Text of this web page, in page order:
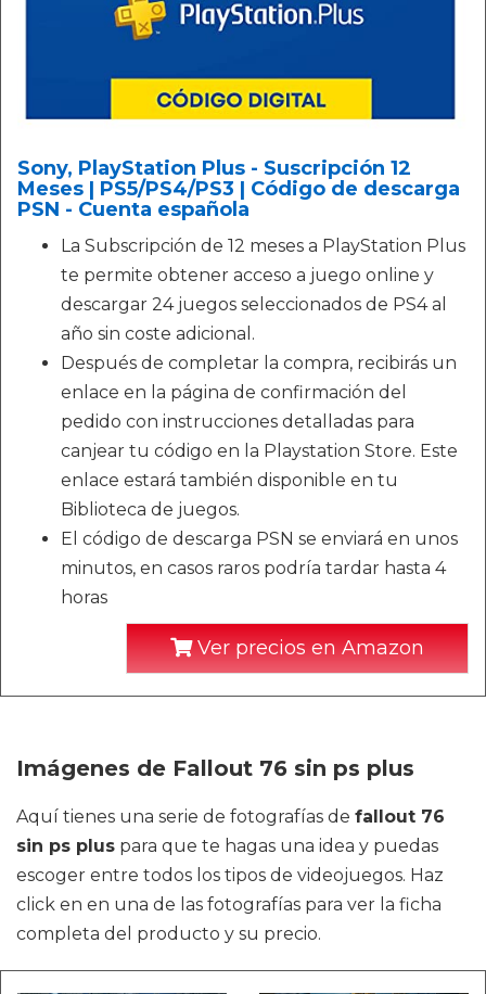
Sony, PlayStation Plus - Suscripción 12
Meses | PS5/PS4/PS3 | Código de descarga
PSN - Cuenta española
La Subscripción de 12 meses a PlayStation Plus
te permite obtener acceso a juego online y
descargar 24 juegos seleccionados de PS4 al
año sin coste adicional.
Después de completar la compra, recibirás un
enlace en la página de confirmación del
pedido con instrucciones detalladas para
canjear tu código en la Playstation Store. Este
enlace estará también disponible en tu
Biblioteca de juegos.
El código de descarga PSN se enviará en unos
minutos, en casos raros podría tardar hasta 4
horas
Ver precios en Amazon
Imágenes de Fallout 76 sin ps plus
Aquí tienes una serie de fotografías de fallout 76
sin ps plus para que te hagas una idea y puedas
escoger entre todos los tipos de videojuegos. Haz
click en en una de las fotografías para ver la ficha
completa del producto y su precio.